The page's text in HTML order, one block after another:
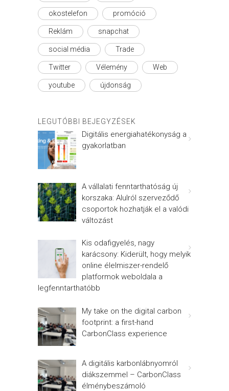
okostelefon promóció
Reklám snapchat
social média Trade
Twitter Vélemény Web
youtube újdonság
LEGUTÓBBI BEJEGYZÉSEK
Digitális energiahatékonyság a
gyakorlatban
A vállalati fenntarthatóság új
korszaka: Alulról szerveződő
csoportok hozhatják el a valódi
változást
Kis odafigyelés, nagy
karácsony: Kiderült, hogy melyik
online élelmiszer-rendelő
platformok weboldala a
legfenntarthatóbb
My take on the digital carbon
footprint: a first-hand
CarbonClass experience
A digitális karbonlábnyomról
diákszemmel – CarbonClass
élménybeszámoló